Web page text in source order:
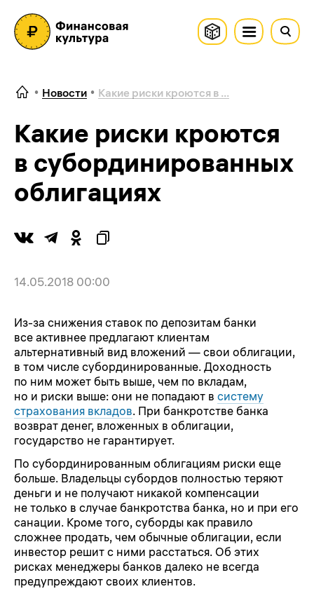
Новости Какие риски кроются в ...
Какие риски кроются
в субординированных
облигациях
14.05.2018 00:00
Из-за снижения ставок по депозитам банки
все активнее предлагают клиентам
альтернативный вид вложений — свои облигации,
в том числе субординированные. Доходность
по ним может быть выше, чем по вкладам,
но и риски выше: они не попадают в систему
страхования вкладов. При банкротстве банка
возврат денег, вложенных в облигации,
государство не гарантирует.
По субординированным облигациям риски еще
больше. Владельцы субордов полностью теряют
деньги и не получают никакой компенсации
не только в случае банкротства банка, но и при его
санации. Кроме того, суборды как правило
сложнее продать, чем обычные облигации, если
инвестор решит с ними расстаться. Об этих
рисках менеджеры банков далеко не всегда
предупреждают своих клиентов.